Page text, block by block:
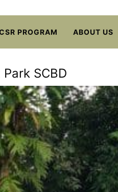
PROGRAM ABOUT US
SCBD